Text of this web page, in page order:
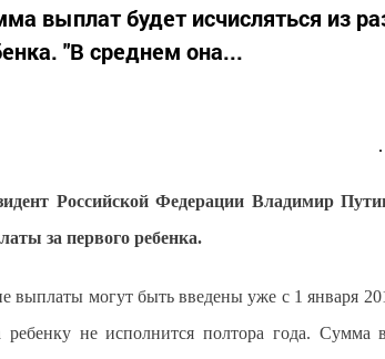
выплат будет исчисляться из
"В среднем она...
Российской Федерации Владимир
за первого ребенка.
выплаты могут быть введены уже с 1 января
ребенку не исполнится полтора года. Сумма